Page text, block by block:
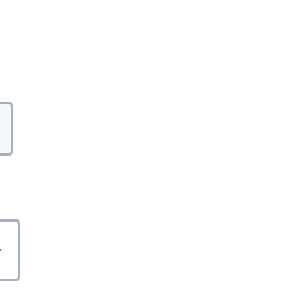
Option ist zurzeit nicht verfügbar.)